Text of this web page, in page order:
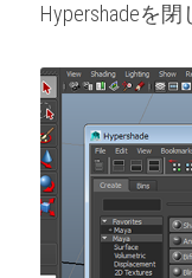
Hypershadeを閉